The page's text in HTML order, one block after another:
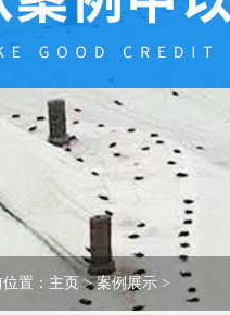
置： 主页 >案例展示 >